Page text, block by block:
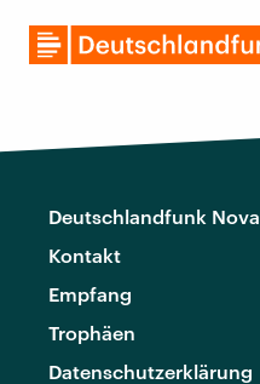
Deutschlandfunk Nova
Kontakt
Empfang
Trophäen
Datenschutzerklärung